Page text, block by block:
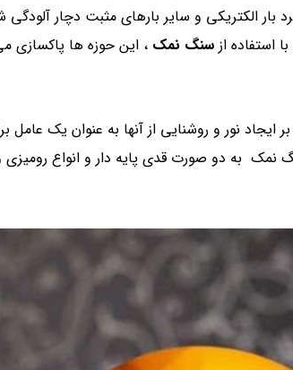
بار الکتریکی و سایر بارهای مثبت دچار
استفاده ازسنگ نمک ، این حوزه ها پاکسازی
بر ایجاد نور و روشنایی از آنها به عنوان یک عامل
نمک به دو صورت قدی پایه دار و انواع